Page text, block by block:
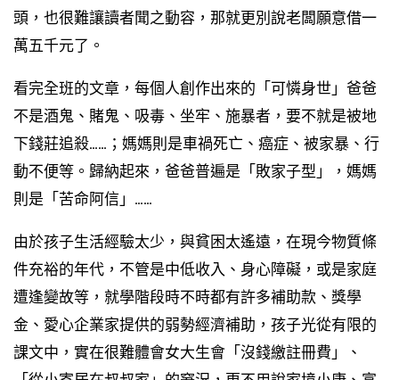
頭，也很難讓讀者聞之動容，那就更別說老闆願意借一
萬五千元了。
看完全班的文章，每個人創作出來的「可憐身世」爸爸
不是酒鬼、賭鬼、吸毒、坐牢、施暴者，要不就是被地
下錢莊追殺……；媽媽則是車禍死亡、癌症、被家暴、行
動不便等。歸納起來，爸爸普遍是「敗家子型」，媽媽
則是「苦命阿信」……
由於孩子生活經驗太少，與貧困太遙遠，在現今物質條
件充裕的年代，不管是中低收入、身心障礙，或是家庭
遭逢變故等，就學階段時不時都有許多補助款、獎學
金、愛心企業家提供的弱勢經濟補助，孩子光從有限的
課文中，實在很難體會女大生會「沒錢繳註冊費」、